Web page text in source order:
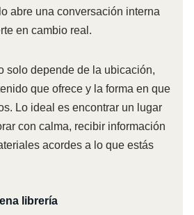
abre una conversación interna
en cambio real.
solo depende de la ubicación,
que ofrece y la forma en que
Lo ideal es encontrar un lugar
con calma, recibir información
acordes a lo que estás
librería